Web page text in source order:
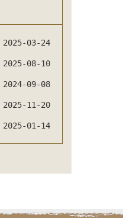
2025-03-24
2025-08-10
2024-09-08
2025-11-20
2025-01-14